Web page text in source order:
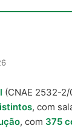
(CNAE 2532-
, com
, com 375